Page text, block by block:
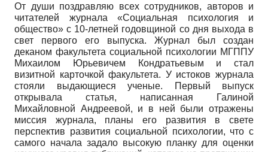
От души поздравляю всех сотрудников, авторов и
читателей журнала «Социальная психология и
общество» с 10-летней годовщиной со дня выхода в
свет первого его выпуска. Журнал был создан
деканом факультета социальной психологии МГППУ
Михаилом Юрьевичем Кондратьевым и стал
визитной карточкой факультета. У истоков журнала
стояли выдающиеся ученые. Первый выпуск
открывала статья, написанная Галиной
Михайловной Андреевой, и в ней были отражены
миссия журнала, планы его развития в свете
перспектив развития социальной психологии, что с
самого начала задало высокую планку для оценки